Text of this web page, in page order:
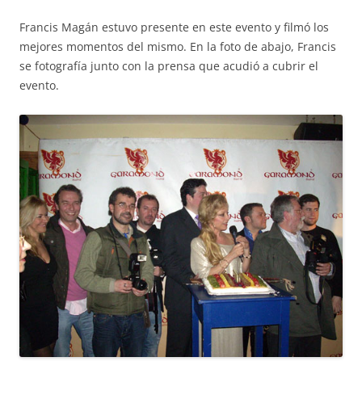
Francis Magán estuvo presente en este evento y filmó los
mejores momentos del mismo. En la foto de abajo, Francis
se fotografía junto con la prensa que acudió a cubrir el
evento.